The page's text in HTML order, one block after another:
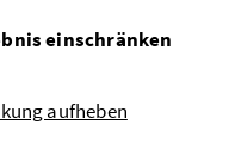
einschränken
aufheben